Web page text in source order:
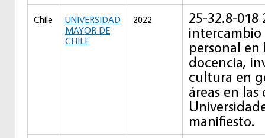
Chile
UNIVERSIDAD
MAYOR DE
CHILE
2022
25-32.8-
intercambio
personal en
docencia,
cultura en
áreas en las
manifiesto.